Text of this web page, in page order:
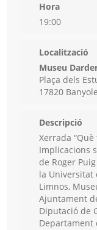
Hora
19:00
Localització
Museu
Plaça dels
17820
Descripció
Xerrada
Implicacions
de Roger
la Universitat
Limnos,
Ajuntament
Diputació de
Departament